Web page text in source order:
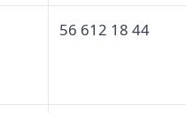
56 612 18 44